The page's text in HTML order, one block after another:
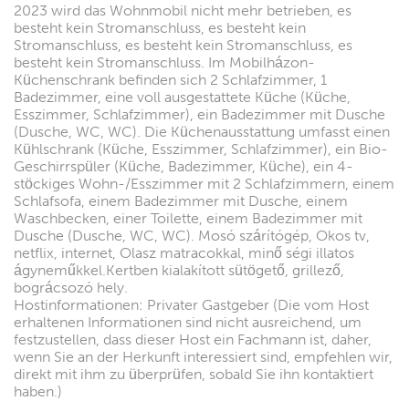
2023 wird das Wohnmobil nicht mehr betrieben, es
besteht kein Stromanschluss, es besteht kein
Stromanschluss, es besteht kein Stromanschluss, es
besteht kein Stromanschluss. Im Mobilházon-
Küchenschrank befinden sich 2 Schlafzimmer, 1
Badezimmer, eine voll ausgestattete Küche (Küche,
Esszimmer, Schlafzimmer), ein Badezimmer mit Dusche
(Dusche, WC, WC). Die Küchenausstattung umfasst einen
Kühlschrank (Küche, Esszimmer, Schlafzimmer), ein Bio-
Geschirrspüler (Küche, Badezimmer, Küche), ein 4-
stöckiges Wohn-/Esszimmer mit 2 Schlafzimmern, einem
Schlafsofa, einem Badezimmer mit Dusche, einem
Waschbecken, einer Toilette, einem Badezimmer mit
Dusche (Dusche, WC, WC). Mosó szárítógép, Okos tv,
netflix, internet, Olasz matracokkal, minő ségi illatos
ágyneműkkel.Kertben kialakított sütögető, grillező,
bográcsozó hely.
Hostinformationen: Privater Gastgeber (Die vom Host
erhaltenen Informationen sind nicht ausreichend, um
festzustellen, dass dieser Host ein Fachmann ist, daher,
wenn Sie an der Herkunft interessiert sind, empfehlen wir,
direkt mit ihm zu überprüfen, sobald Sie ihn kontaktiert
haben.)